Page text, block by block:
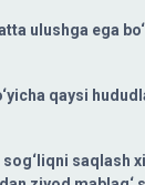
ulushga ega
qaysi
sog‘liqni saqlash